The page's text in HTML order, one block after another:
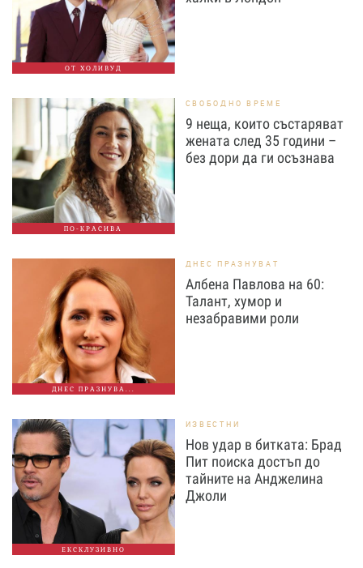
ОТ ХОЛИВУД
ПО-КРАСИВА
СВОБОДНО ВРЕМЕ
9 неща, които състаряват
жената след 35 години –
без дори да ги осъзнава
ДНЕС ПРАЗНУВА...
ДНЕС ПРАЗНУВАТ
Албена Павлова на 60:
Талант, хумор и
незабравими роли
ЕКСКЛУЗИВНО
ИЗВЕСТНИ
Нов удар в битката: Брад
Пит поиска достъп до
тайните на Анджелина
Джоли